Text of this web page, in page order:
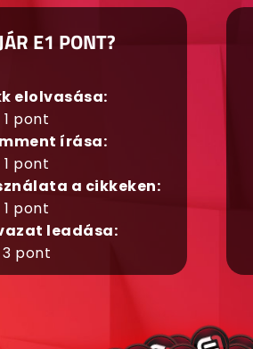
E1 PONT?
elolvasása:
1 pont
írása:
1 pont
a cikkeken:
1 pont
leadása:
3 pont